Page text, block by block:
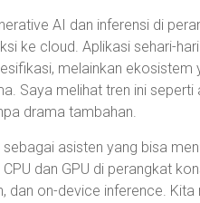
AI dan inferensi di
ke cloud. Aplikasi sehari-
melainkan ekosistem
Saya melihat tren ini
drama tambahan.
asisten yang bisa
dan GPU di perangkat
dan on-device inference. Kita